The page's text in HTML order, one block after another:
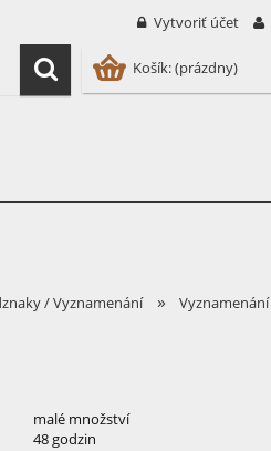
Vytvoriť účet
Košík:(prázdny)
/ Vyznamenání » Vyznamenání
malé množství
48 godzin